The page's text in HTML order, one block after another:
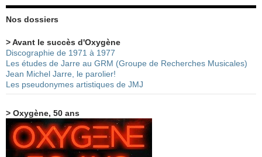
Nos dossiers
> Avant le succès d'Oxygène
Discographie de 1971 à 1977
Les études de Jarre au GRM (Groupe de Recherches Musicales)
Jean Michel Jarre, le parolier!
Les pseudonymes artistiques de JMJ
> Oxygène, 50 ans